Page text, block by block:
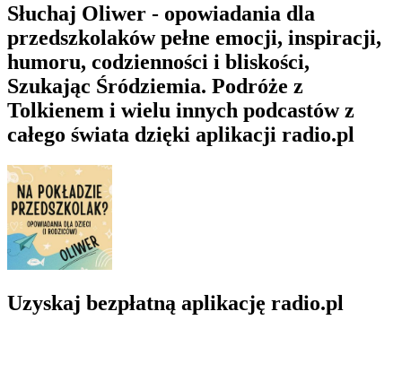
Słuchaj Oliwer - opowiadania dla
przedszkolaków pełne emocji, inspiracji,
humoru, codzienności i bliskości,
Szukając Śródziemia. Podróże z
Tolkienem i wielu innych podcastów z
całego świata dzięki aplikacji radio.pl
Uzyskaj bezpłatną aplikację radio.pl